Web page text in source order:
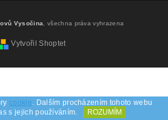
Vysočina , všechna práva vyhrazena
Vytvořil Shoptet
cookie . Dalším procházením tohoto webu
s jejich používáním.
ROZUMÍM